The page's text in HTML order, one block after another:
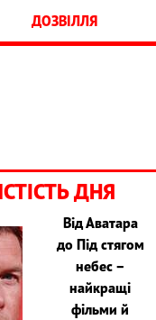
ДОЗВІЛЛЯ
ДНЯ
Від Аватара
до Під стягом
небес –
найкращі
фільми й